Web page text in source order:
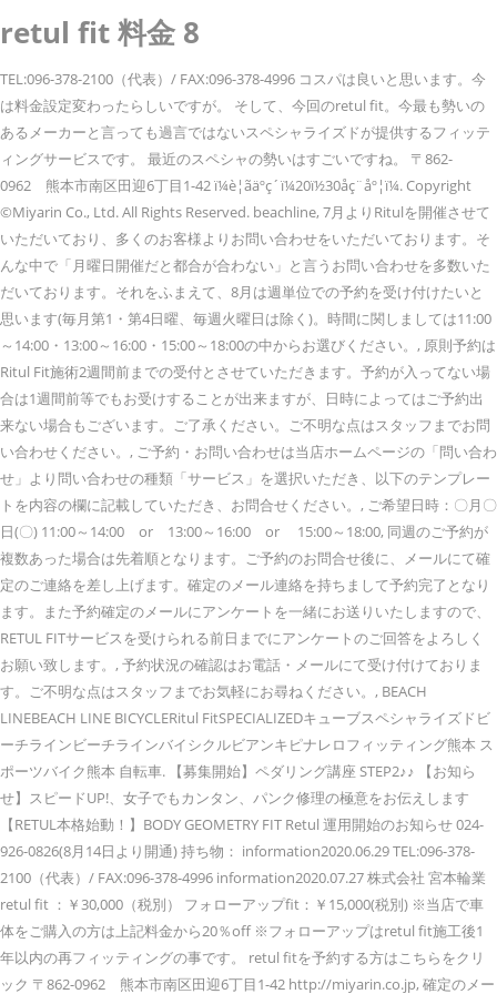
retul fit 料金 8
TEL:096-378-2100（代表）/ FAX:096-378-4996 コスパは良いと思います。今
は料金設定変わったらしいですが。 そして、今回のretul fit。今最も勢いの
あるメーカーと言っても過言ではないスペシャライズドが提供するフィッテ
ィングサービスです。 最近のスペシャの勢いはすごいですね。 〒862-
0962 熊本市南区田迎6丁目1-42 ï¼è¦ãäºç´ï¼20ï½30åç¨åº¦ï¼. Copyright
©Miyarin Co., Ltd. All Rights Reserved. beachline, 7月よりRitulを開催させて
いただいており、多くのお客様よりお問い合わせをいただいております。そ
んな中で「月曜日開催だと都合が合わない」と言うお問い合わせを多数いた
だいております。それをふまえて、8月は週単位での予約を受け付けたいと
思います(毎月第1・第4日曜、毎週火曜日は除く)。時間に関しましては11:00
～14:00・13:00～16:00・15:00～18:00の中からお選びください。, 原則予約は
Ritul Fit施術2週間前までの受付とさせていただきます。予約が入ってない場
合は1週間前等でもお受けすることが出来ますが、日時によってはご予約出
来ない場合もございます。ご了承ください。ご不明な点はスタッフまでお問
い合わせください。, ご予約・お問い合わせは当店ホームページの「問い合わ
せ」より問い合わせの種類「サービス」を選択いただき、以下のテンプレー
トを内容の欄に記載していただき、お問合せください。, ご希望日時：〇月〇
日(〇) 11:00～14:00 or 13:00～16:00 or 15:00～18:00, 同週のご予約が
複数あった場合は先着順となります。ご予約のお問合せ後に、メールにて確
定のご連絡を差し上げます。確定のメール連絡を持ちまして予約完了となり
ます。また予約確定のメールにアンケートを一緒にお送りいたしますので、
RETUL FITサービスを受けられる前日までにアンケートのご回答をよろしく
お願い致します。, 予約状況の確認はお電話・メールにて受け付けておりま
す。ご不明な点はスタッフまでお気軽にお尋ねください。, BEACH
LINEBEACH LINE BICYCLERitul FitSPECIALIZEDキューブスペシャライズドビ
ーチラインビーチラインバイシクルビアンキピナレロフィッティング熊本 ス
ポーツバイク熊本 自転車. 【募集開始】ペダリング講座 STEP2♪♪ 【お知ら
せ】スピードUP!、女子でもカンタン、パンク修理の極意をお伝えします
【RETUL本格始動！】BODY GEOMETRY FIT Retul 運用開始のお知らせ 024-
926-0826(8月14日より開通) 持ち物： information2020.06.29 TEL:096-378-
2100（代表）/ FAX:096-378-4996 information2020.07.27 株式会社 宮本輪業
retul fit ：￥30,000（税別） フォローアップfit：￥15,000(税別) ※当店で車
体をご購入の方は上記料金から20％off ※フォローアップはretul fit施工後1
年以内の再フィッティングの事です。 retul fitを予約する方はこちらをクリ
ック 〒862-0962 熊本市南区田迎6丁目1-42 http://miyarin.co.jp, 確定のメー